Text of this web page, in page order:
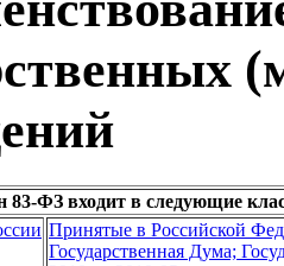
83-ФЗ входит в следующие
Принятые в Российской
Государственная Дума;